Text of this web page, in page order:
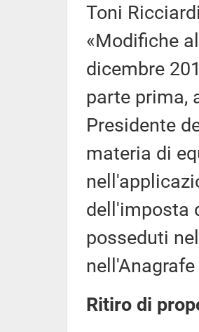
Toni
«Modifiche
dicembre
parte prima,
Presidente
materia di
dell'imposta
posseduti
Ritiro di